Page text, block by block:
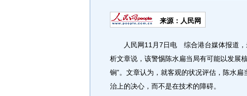
来源：人民网
人民网11月7日电 综合港台媒体报道，
析文章说，该警惕陈水扁当局有可能以发展
锏”。文章认为，就客观的状况评估，陈水
治上的决心，而不是在技术的障碍。